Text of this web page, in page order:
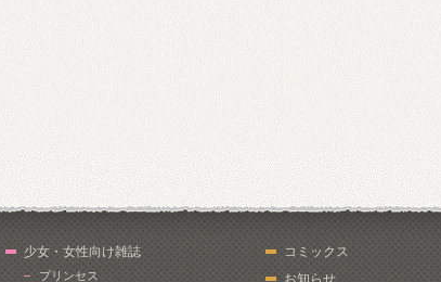
少女・女性向け雑誌
プリンセス
コミックス
お知らせ